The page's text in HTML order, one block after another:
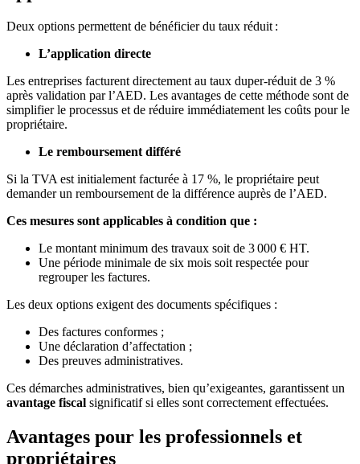
Deux options permettent de bénéficier du taux réduit :
L’application directe
Les entreprises facturent directement au taux duper-réduit de 3 %
après validation par l’AED. Les avantages de cette méthode sont de
simplifier le processus et de réduire immédiatement les coûts pour le
propriétaire.
Le remboursement différé
Si la TVA est initialement facturée à 17 %, le propriétaire peut
demander un remboursement de la différence auprès de l’AED.
Ces mesures sont applicables à condition que :
Le montant minimum des travaux soit de 3 000 € HT.
Une période minimale de six mois soit respectée pour
regrouper les factures.
Les deux options exigent des documents spécifiques :
Des factures conformes ;
Une déclaration d’affectation ;
Des preuves administratives.
Ces démarches administratives, bien qu’exigeantes, garantissent un
avantage fiscal significatif si elles sont correctement effectuées.
Avantages pour les professionnels et
propriétaires